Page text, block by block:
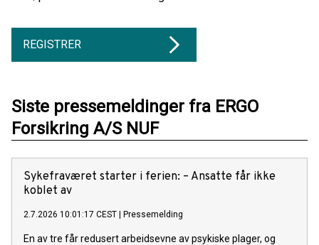
REGISTRER
Siste pressemeldinger fra ERGO
Forsikring A/S NUF
Sykefraværet starter i ferien: – Ansatte får ikke
koblet av
2.7.2026 10:01:17 CEST | Pressemelding
En av tre får redusert arbeidsevne av psykiske plager, og